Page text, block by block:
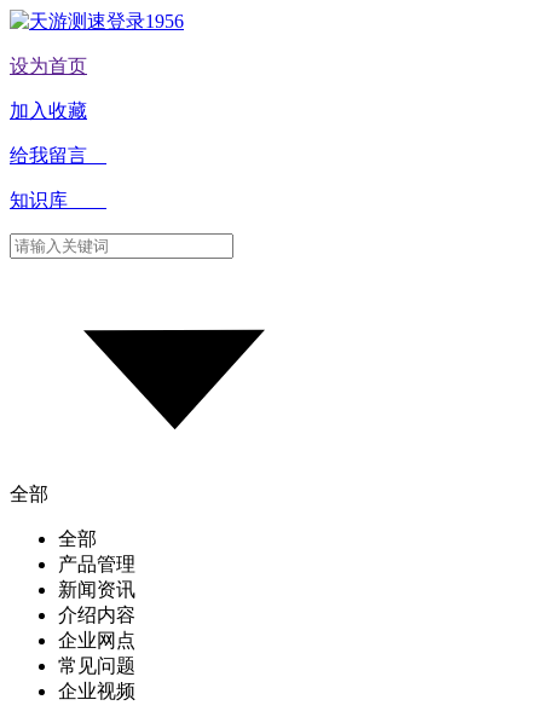
设为首页
加入收藏
给我留言
知识库
全部
全部
产品管理
新闻资讯
介绍内容
企业网点
常见问题
企业视频